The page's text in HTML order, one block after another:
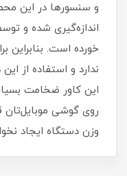
و سنسورها در این
اندازه‌گیری شده و
خورده است‏.‏ بنابراین
ندارد و استفاده از
این کاور ضخامت بسیار
روی گوشی موبایل‌تان
وزن دستگاه ایجاد